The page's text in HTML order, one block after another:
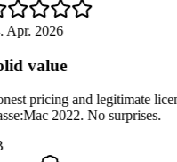
Apr. 2026
value
pricing and legitimate
2022. No surprises.